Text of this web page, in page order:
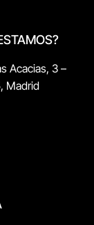
Acacias, 3 –
Madrid